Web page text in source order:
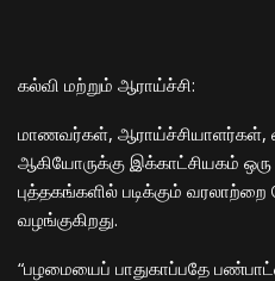
​கல்வி மற்றும் ஆராய்ச்சி:
மாணவர்கள், ஆராய்ச்சியாளர்கள்,
ஆகியோருக்கு இக்காட்சியகம்
புத்தகங்களில் படிக்கும்
வழங்குகிறது.
​“பழமையைப் பாதுகாப்பதே